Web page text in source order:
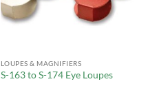
LOUPES & MAGNIFIERS
S-163 to S-174 Eye Loupes